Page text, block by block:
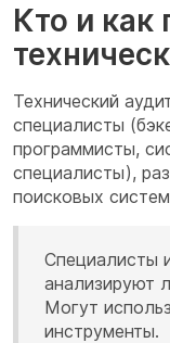
Кто и как
Технический
специалисты
программисты,
специалисты),
поисковых
Специалисты
анализируют
Могут
инструменты.